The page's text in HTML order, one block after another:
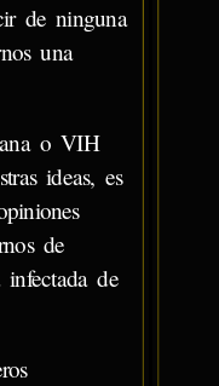
de ninguna
una
o VIH
ideas, es
de
infectada de